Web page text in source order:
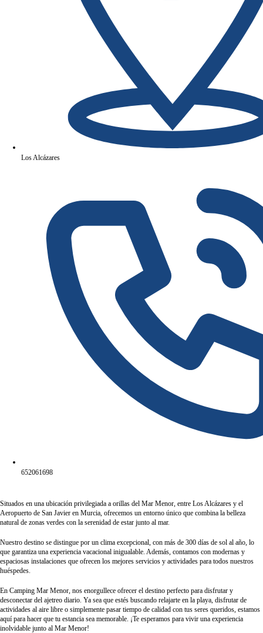
Los Alcázares
652061698
Situados en una ubicación privilegiada a orillas del Mar Menor, entre Los Alcázares y el
Aeropuerto de San Javier en Murcia, ofrecemos un entorno único que combina la belleza
natural de zonas verdes con la serenidad de estar junto al mar.
Nuestro destino se distingue por un clima excepcional, con más de 300 días de sol al año, lo
que garantiza una experiencia vacacional inigualable. Además, contamos con modernas y
espaciosas instalaciones que ofrecen los mejores servicios y actividades para todos nuestros
huéspedes.
En Camping Mar Menor, nos enorgullece ofrecer el destino perfecto para disfrutar y
desconectar del ajetreo diario. Ya sea que estés buscando relajarte en la playa, disfrutar de
actividades al aire libre o simplemente pasar tiempo de calidad con tus seres queridos, estamos
aquí para hacer que tu estancia sea memorable. ¡Te esperamos para vivir una experiencia
inolvidable junto al Mar Menor!